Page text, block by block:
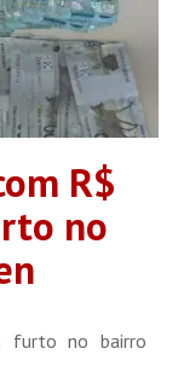
R$
no
furto no bairro